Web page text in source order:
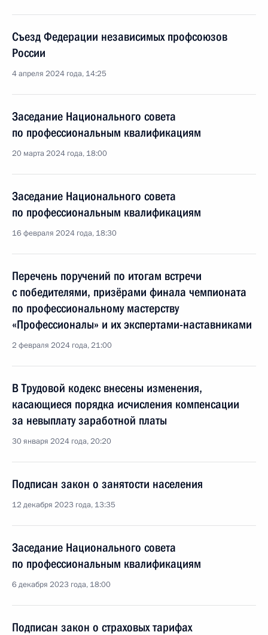
Съезд Федерации независимых профсоюзов
России
4 апреля 2024 года, 14:25
Заседание Национального совета
по профессиональным квалификациям
20 марта 2024 года, 18:00
Заседание Национального совета
по профессиональным квалификациям
16 февраля 2024 года, 18:30
Перечень поручений по итогам встречи
с победителями, призёрами финала чемпионата
по профессиональному мастерству
«Профессионалы» и их экспертами-наставниками
2 февраля 2024 года, 21:00
В Трудовой кодекс внесены изменения,
касающиеся порядка исчисления компенсации
за невыплату заработной платы
30 января 2024 года, 20:20
Подписан закон о занятости населения
12 декабря 2023 года, 13:35
Заседание Национального совета
по профессиональным квалификациям
6 декабря 2023 года, 18:00
Подписан закон о страховых тарифах